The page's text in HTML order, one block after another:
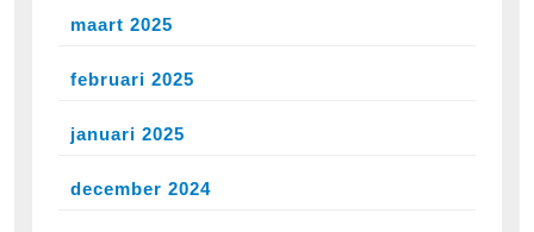
maart 2025
februari 2025
januari 2025
december 2024